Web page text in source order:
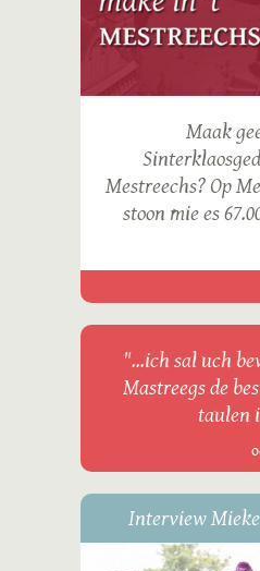
Maak
Mestreechs? Op
stoon mie es
"...ich sal uch
Mastreegs de
taulen
Interview